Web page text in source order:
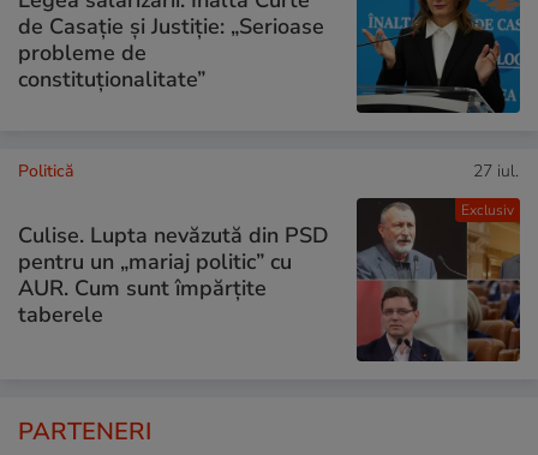
de Casație și Justiție: „Serioase
probleme de
constituționalitate”
Exclusiv
Politică 27 iul.
Culise. Lupta nevăzută din PSD
pentru un „mariaj politic” cu
AUR. Cum sunt împărțite
taberele
PARTENERI